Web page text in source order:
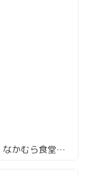
一皿一皿が極上の美味しさ、赤坂「分店 なかむら食堂」の夜